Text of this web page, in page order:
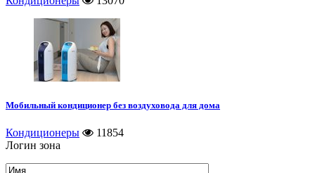
Мобильный кондиционер без воздуховода для дома
Кондиционеры
11854
Логин зона